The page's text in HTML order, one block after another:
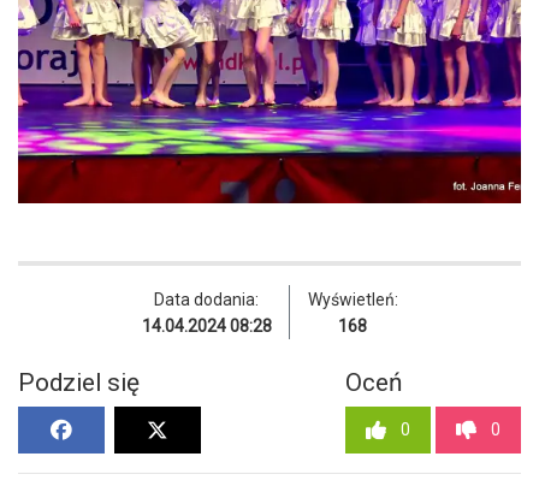
Data dodania:
14.04.2024 08:28
Wyświetleń:
168
Podziel się Oceń
0 0